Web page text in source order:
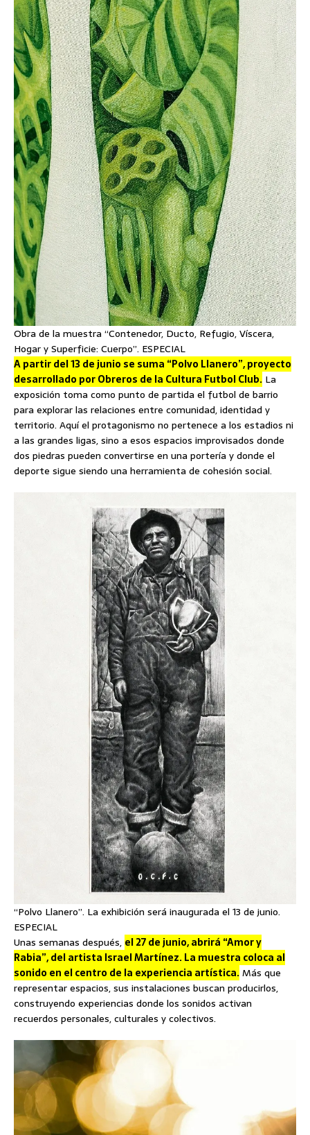
Obra de la muestra “Contenedor, Ducto, Refugio, Víscera,
Hogar y Superficie: Cuerpo”. ESPECIAL
A partir del 13 de junio se suma “Polvo Llanero”, proyecto
desarrollado por Obreros de la Cultura Futbol Club. La
exposición toma como punto de partida el futbol de barrio
para explorar las relaciones entre comunidad, identidad y
territorio. Aquí el protagonismo no pertenece a los estadios ni
a las grandes ligas, sino a esos espacios improvisados donde
dos piedras pueden convertirse en una portería y donde el
deporte sigue siendo una herramienta de cohesión social.
“Polvo Llanero”. La exhibición será inaugurada el 13 de junio.
ESPECIAL
Unas semanas después, el 27 de junio, abrirá “Amor y
Rabia”, del artista Israel Martínez. La muestra coloca al
sonido en el centro de la experiencia artística.Más que
representar espacios, sus instalaciones buscan producirlos,
construyendo experiencias donde los sonidos activan
recuerdos personales, culturales y colectivos.